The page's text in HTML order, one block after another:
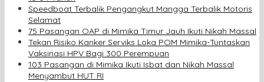
Speedboat Terbalik Pengangkut Mangga Terbalik Motoris
Selamat
75 Pasangan OAP di Mimika Timur Jauh Ikuti Nikah Massal
Tekan Risiko Kanker Serviks Loka POM Mimika-Tuntaskan
Vaksinasi HPV Bagi 300 Perempuan
103 Pasangan di Mimika Ikuti Isbat dan Nikah Massal
Menyambut HUT RI